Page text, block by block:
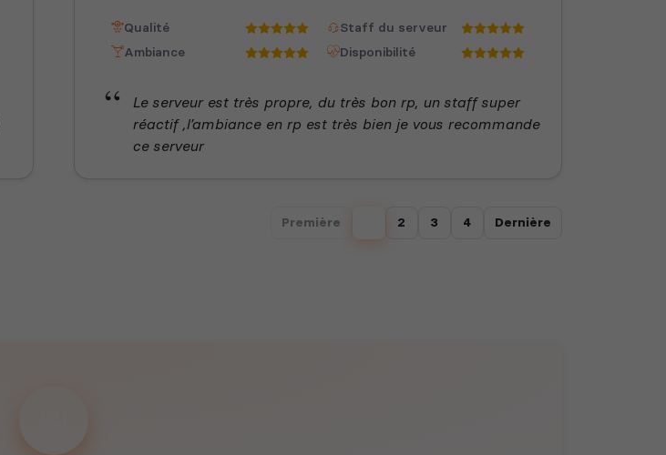
Qualité
Staff du serveur
Ambiance
Disponibilité
Le serveur est très propre, du très bon rp, un staff super
réactif ,l’ambiance en rp est très bien je vous recommande
ce serveur
Première 2 3 4 Dernière